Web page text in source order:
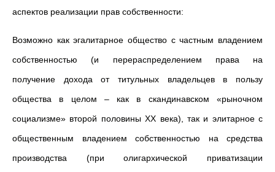
аспектов реализации прав собственности:
Возможно как эгалитарное общество с частным владением
собственностью (и перераспределением права на
получение дохода от титульных владельцев в пользу
общества в целом – как в скандинавском «рыночном
социализме» второй половины ХХ века), так и элитарное с
общественным владением собственностью на средства
производства (при олигархической приватизации